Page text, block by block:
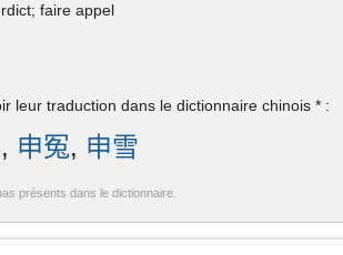
faire appel
leur traduction dans le dictionnaire chinois * :
申冤, 申雪
présents dans le dictionnaire.